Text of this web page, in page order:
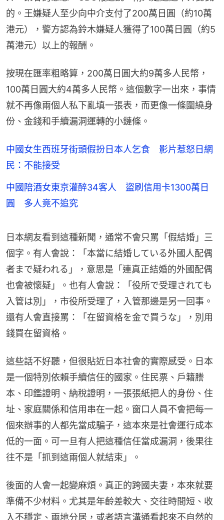
的。王嫌疑人至少向中介支付了200萬日圓（約10萬
港元），警方認為鈴木嫌疑人獲得了100萬日圓（約5
萬港元）以上的報酬。
按現在匯率粗略算，200萬日圓大約9萬多人民幣，
100萬日圓大約4萬多人民幣。這個數字一出來，事情
就不再像兩個人私下亂填一張表，而更像一條圍繞身
份、金錢和手續漏洞運轉的小鏈條。
中國女生西班牙街頭假扮日本人乞食 影片惹怒日網
民：不能接受
中國陪酒女東京灌醉34客人 盜刷信用卡1300萬日
圓 多人竟不追究
日本網友看到這種新聞，通常不會只罵「假結婚」三
個字。有人會說：「本當に結婚している外國人配偶
者まで疑われる」，意思是「連真正結婚的外國配偶
也會被懷疑」。也有人會說：「役所で受理されても
入管は別」，市役所受理了，入管那邊是另一回事。
還有人會直接罵：「在留資格を金で買うな」，別用
錢買在留資格。
這些話不好聽，但很貼近日本社會的實際感受。日本
是一個特別依賴手續信任的國家。住民票、戶籍謄
本、印鑑證明、納稅證明，一張張紙把人的身份、住
址、家庭關係和信用串在一起。窗口人員不會把每一
個來辦事的人都先當成騙子，這本來是社會運行成本
低的一面。可一旦有人把這種信任當成漏洞，後果往
往不是「抓到這兩個人就結束」。
後面的人會一起變麻煩。真正的跨國夫妻，本來就要
準備不少材料。尤其是年齡差較大、交往時間短、收
入不穩定、兩地分居，或者語言溝通看起來不自然的